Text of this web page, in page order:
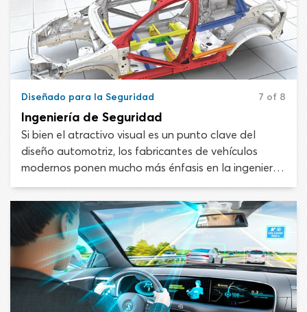
Diseñado para la Seguridad 7 of 8
Ingeniería de Seguridad
Si bien el atractivo visual es un punto clave del
diseño automotriz, los fabricantes de vehículos
modernos ponen mucho más énfasis en la ingeniería
de seguridad para reducir las lesiones y muertes de
tránsito. Al ver un automóvil moderno promedio, es
difícil comprender cuánto tiempo y dinero se ha
gastado en hacerlo lo más seguro posible para el
conductor y los pasajeros que lo ocuparán.